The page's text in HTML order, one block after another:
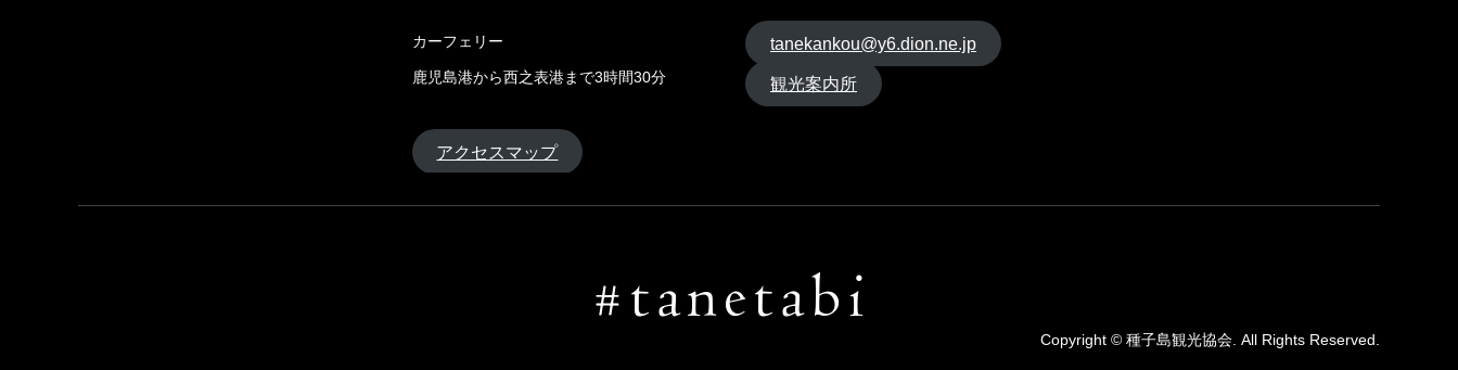
カーフェリー
鹿児島港から西之表港まで3時間30分
アクセスマップ
tanekankou@y6.dion.ne.jp
観光案内所
Copyright © 種子島観光協会. All Rights Reserved.